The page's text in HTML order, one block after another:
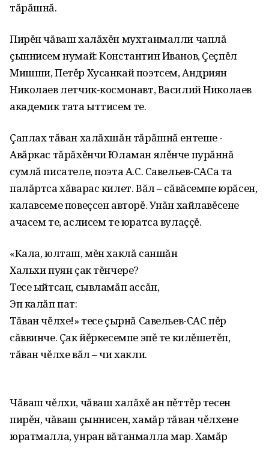
тăрăшнă.
Пирěн чăваш халăхěн мухтанмалли чаплă
çыннисем нумай: Константин Иванов, Çеçпěл
Мишши, Петěр Хусанкай поэтсем, Андриян
Николаев летчик-космонавт, Василий Николаев
академик тата ыттисем те.
Çаплах тăван халăхшăн тăрăшнă ентеше -
Авăркас тăрăхěнчи Юламан ялěнче пурăннă
сумлă писателе, поэта А.С. Савельев-САСа та
палăртса хăварас килет. Вăл – сăвăсемпе юрăсен,
калавсеме повеçсен авторě. Унăн хайлавěсене
ачасем те, аслисем те юратса вулаççě.
«Кала, юлташ, мĕн хаклă саншăн
Хальхи пуян çак тĕнчере?
Тесе ыйтсан, сывламăп ассăн,
Эп калăп пат:
Тăван чĕлхе!» тесе çырнă Савельев-САС пěр
сăввинче. Çак йěркесемпе эпě те килěшетěп,
тăван чěлхе вăл – чи хакли.
Чăваш чěлхи, чăваш халăхě ан пěттěр тесен
пирěн, чăваш çыннисен, хамăр тăван чěлхене
юратмалла, унран вăтанмалла мар. Хамăр